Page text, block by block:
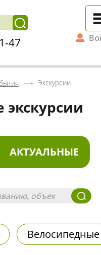
47
Экскурсии
АКТУАЛЬНЫЕ
Велосипедные